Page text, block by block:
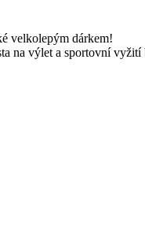
velkolepým dárkem!
na výlet a sportovní vyžití